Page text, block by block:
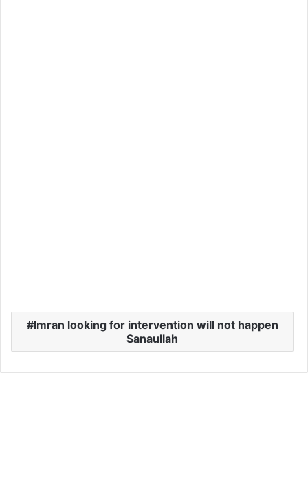
Imran looking for intervention will not happen
Sanaullah